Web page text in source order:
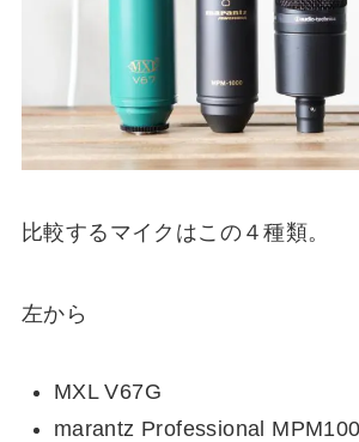
比較するマイクはこの４種類。
左から
MXL V67G
marantz Professional